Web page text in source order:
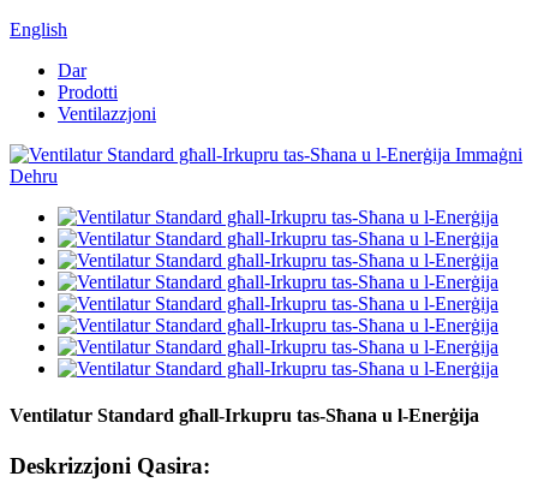
English
Dar
Prodotti
Ventilazzjoni
Ventilatur Standard għall-Irkupru tas-Sħana u l-Enerġija
Deskrizzjoni Qasira: